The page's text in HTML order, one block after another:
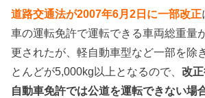
道路交通法が2007年6月2日に一部改正
車の運転免許で運転できる車両総重量
更されたが、軽自動車型など一部を除
とんどが5,000kg以上となるので、改
自動車免許では公道を運転できない場